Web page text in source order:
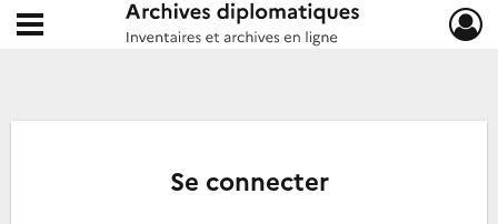
Archives diplomatiques
Ouvrir le menu déroulant
Se connecter